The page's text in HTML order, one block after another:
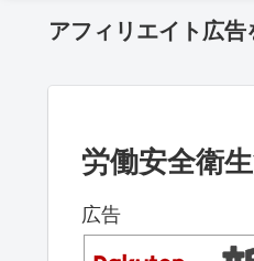
アフィリエイト広
労働安全衛
広告